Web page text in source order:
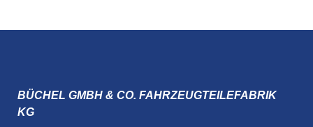
BÜCHEL GMBH & CO. FAHRZEUGTEILEFABRIK
KG